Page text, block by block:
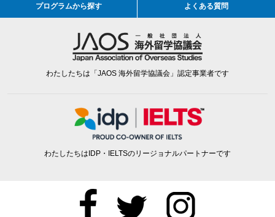
プログラムから探す よくある質問
わたしたちは「JAOS 海外留学協議会」認定事業者です
わたしたちはIDP・IELTSのリージョナルパートナーです